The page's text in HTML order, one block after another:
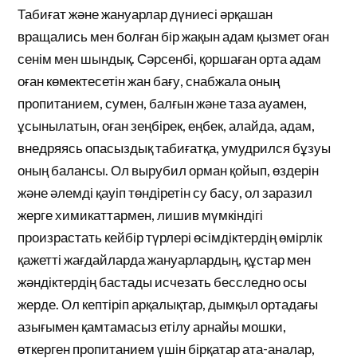
Табиғат және жануарлар дүниесі әрқашан
вращались мен болған бір жақын адам қызмет оған
сенім мен шындық. Сәрсенбі, қоршаған орта адам
оған көмектесетін жан бағу, снабжала оның
пропитанием, сумен, балғын және таза ауамен,
ұсынылатын, оған зеңбірек, еңбек, алайда, адам,
внедряясь опасыздық табиғатқа, умудрился бұзуы
оның балансы. Ол вырубил орман қойып, өздерін
және әлемді қауіп төндіретін су басу, ол заразил
жерге химикаттармен, лишив мүмкіндігі
произрастать кейбір түрлері өсімдіктердің өмірлік
қажетті жағдайларда жануарлардың, құстар мен
жәндіктердің бастады исчезать бесследно осы
жерде. Ол кептіріп арқалықтар, дымқыл ортадағы
азығымен қамтамасыз етілу арнайы мошки,
өткерген пропитанием үшін бірқатар ата-аналар,